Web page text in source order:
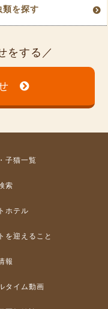
類を探す
をする
子猫一覧
索
ホテル
を迎えること
報
タイム動画